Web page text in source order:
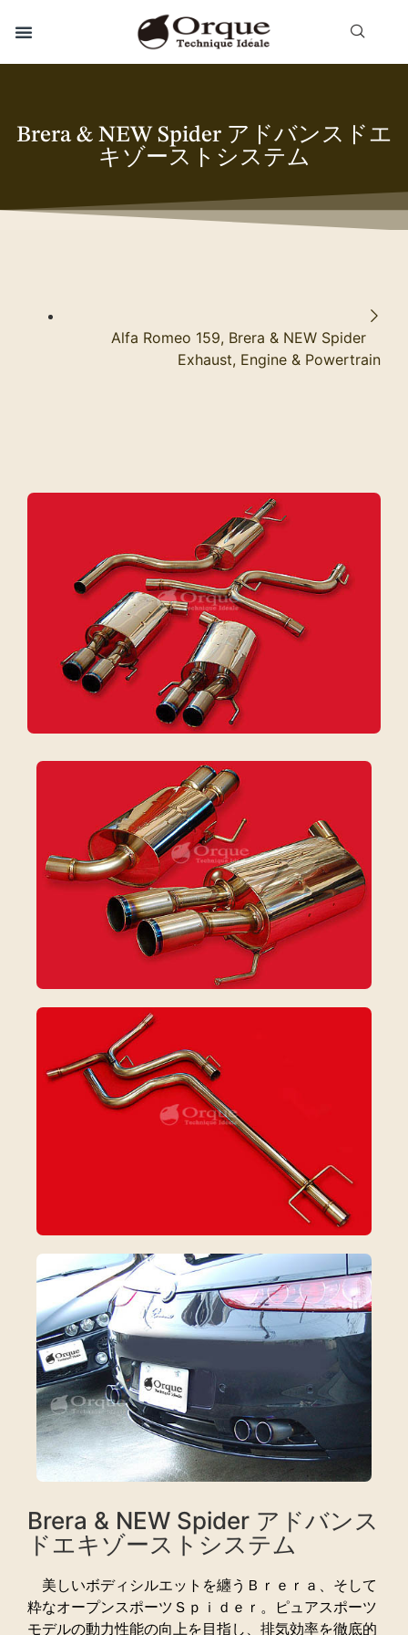
Brera & NEW Spider アドバンスドエ
キゾーストシステム
Alfa Romeo 159, Brera & NEW Spider
Exhaust, Engine & Powertrain
Brera & NEW Spider アドバンス
ドエキゾーストシステム
美しいボディシルエットを纏うＢｒｅｒａ、そして
粋なオープンスポーツＳｐｉｄｅｒ。ピュアスポーツ
モデルの動力性能の向上を目指し、排気効率を徹底的